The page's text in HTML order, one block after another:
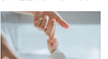
出事：根本把投資人丟火坑